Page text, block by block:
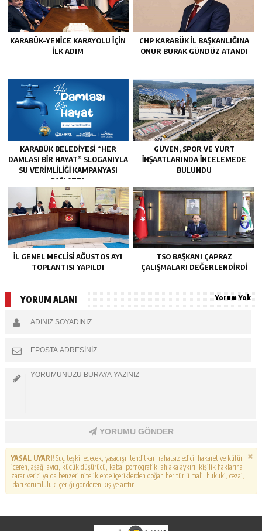
KARABÜK–YENİCE KARAYOLU İÇİN
İLK ADIM
CHP KARABÜK İL BAŞKANLIĞINA
ONUR BURAK GÜNDÜZ ATANDI
KARABÜK BELEDİYESİ “HER
DAMLASI BİR HAYAT” SLOGANIYLA
SU VERİMLİLİĞİ KAMPANYASI
BAŞLATTI.
GÜVEN, SPOR VE YURT
İNŞAATLARINDA İNCELEMEDE
BULUNDU
İL GENEL MECLİSİ AĞUSTOS AYI
TOPLANTISI YAPILDI
TSO BAŞKANI ÇAPRAZ
ÇALIŞMALARI DEĞERLENDİRDİ
YORUM ALANI Yorum Yok
YORUMU GÖNDER
YASAL UYARI!Suç teşkil edecek, yasadışı, tehditkar, rahatsız edici, hakaret ve küfür
içeren, aşağılayıcı, küçük düşürücü, kaba, pornografik, ahlaka aykırı, kişilik haklarına
zarar verici ya da benzeri niteliklerde içeriklerden doğan her türlü mali, hukuki, cezai,
idari sorumluluk içeriği gönderen kişiye aittir.